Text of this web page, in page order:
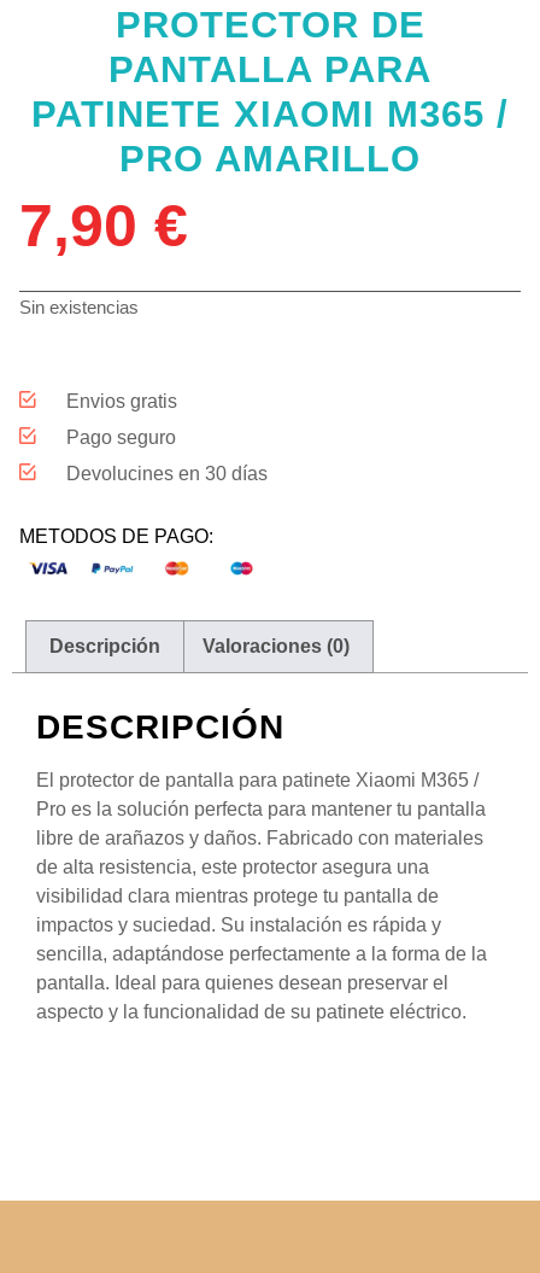
PROTECTOR DE
PANTALLA PARA
PATINETE XIAOMI M365 /
PRO AMARILLO
7,90 €
Sin existencias
Envios gratis
Pago seguro
Devolucines en 30 días
METODOS DE PAGO:
Descripción Valoraciones (0)
DESCRIPCIÓN
El protector de pantalla para patinete Xiaomi M365 /
Pro es la solución perfecta para mantener tu pantalla
libre de arañazos y daños. Fabricado con materiales
de alta resistencia, este protector asegura una
visibilidad clara mientras protege tu pantalla de
impactos y suciedad. Su instalación es rápida y
sencilla, adaptándose perfectamente a la forma de la
pantalla. Ideal para quienes desean preservar el
aspecto y la funcionalidad de su patinete eléctrico.